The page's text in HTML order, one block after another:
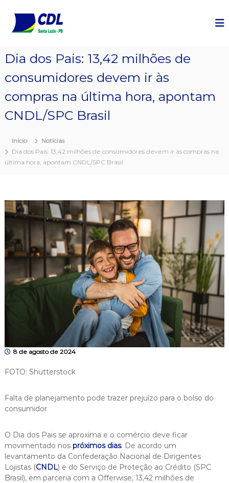
Dia dos Pais: 13,42 milhões de
consumidores devem ir às
compras na última hora, apontam
CNDL/SPC Brasil
Início
Notícias
Dia dos Pais: 13,42 milhões de consumidores devem ir às compras na
última hora, apontam CNDL/SPC Brasil
8 de agosto de 2024
FOTO: Shutterstock
Falta de planejamento pode trazer prejuízo para o bolso do
consumidor
O Dia dos Pais se aproxima e o comércio deve ficar
movimentado nos próximos dias. De acordo um
levantamento da Confederação Nacional de Dirigentes
Lojistas (CNDL) e do Serviço de Proteção ao Crédito (SPC
Brasil), em parceria com a Offerwise, 13,42 milhões de